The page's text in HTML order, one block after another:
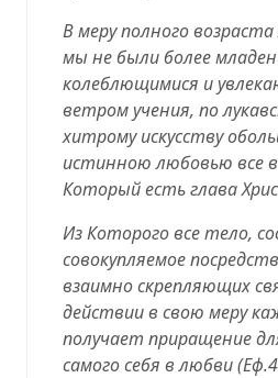
В меру полного
мы не были более
колеблющимися и
ветром учения, по
хитрому искусству
истинною любовью все
Который есть глава
Из Которого все тело,
совокупляемое
взаимно скрепляющих
действии в свою меру
получает приращение
самого себя в любви (